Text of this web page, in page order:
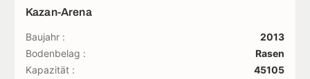
Kazan-Arena
Baujahr :
2013
Bodenbelag :
Rasen
Kapazität :
45105